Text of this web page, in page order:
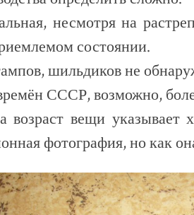
несмотря на
состоянии.
шильдиков не
СССР, возможно,
возраст вещи указывает
фотография, но как